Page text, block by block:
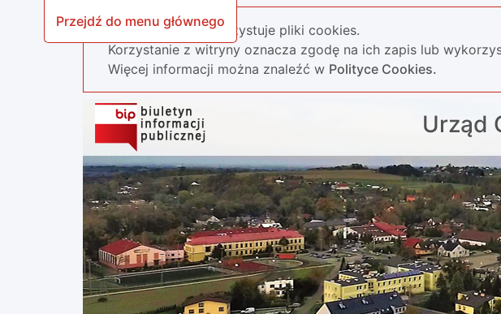
Przejdź do menu głównego
Nasza strona wykorzystuje pliki cookies.
Korzystanie z witryny oznacza zgodę na ich zapis lub
Więcej informacji można znaleźć w Polityce Cookies.
Urząd